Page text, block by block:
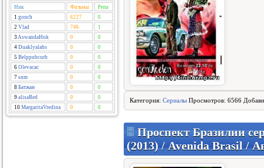
Ник Фильмы
Репа
1 gonch 6227
0
2 Vlad 746
1
3 AswandaHok 0
0
4 Duaklyalabs 0
0
5 Belppubcurb 0
0
6 Olevacac 0
0
7 snm 0
0
8 Батжан 0
0
9 alisaRed 0
0
10 MargaritaVredina 0 0
Категория: Сериалы Просмотров: 6566
Проспект Бразилии
(2013) / Avenida Brasil /